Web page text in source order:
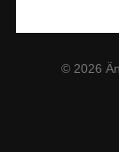
© 2026